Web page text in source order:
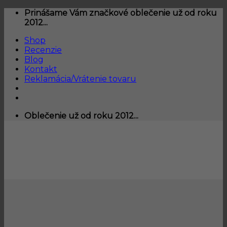
Skip
Prinášame Vám značkové oblečenie už od roku
2012...
Shop
Recenzie
Blog
Kontakt
Reklamácia/Vrátenie tovaru
Oblečenie už od roku 2012...